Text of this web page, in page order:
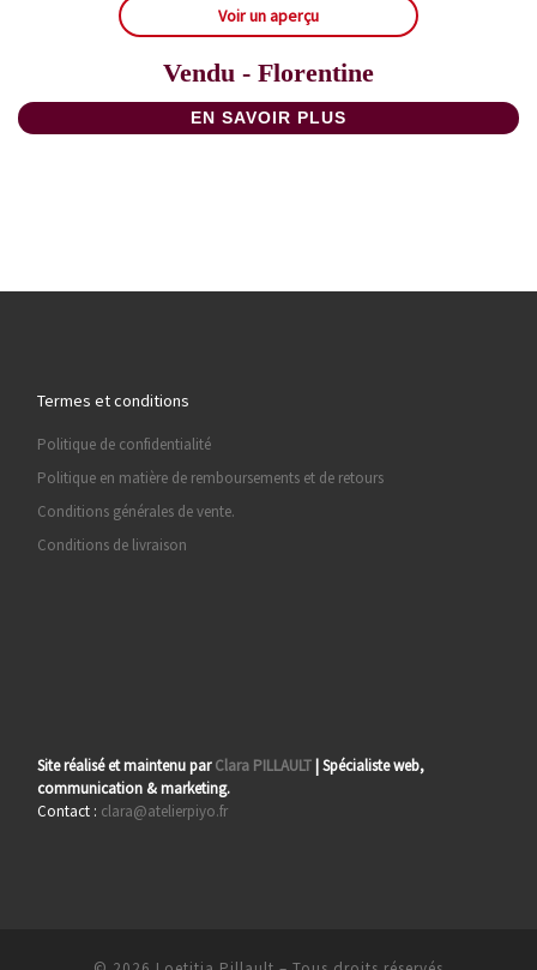
Voir un aperçu
Vendu - Florentine
EN SAVOIR PLUS
Termes et conditions
Politique de confidentialité
Politique en matière de remboursements et de retours
Conditions générales de vente.
Conditions de livraison
Site réalisé et maintenu parClara PILLAULT | Spécialiste web,
communication & marketing.
Contact : clara@atelierpiyo.fr